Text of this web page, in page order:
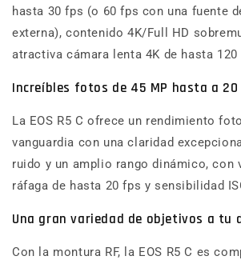
hasta 30 fps (o 60 fps con una fuente
externa), contenido 4K/Full HD
atractiva cámara lenta 4K de hasta 120
Increíbles fotos de 45 MP hasta a
La EOS R5 C ofrece un rendimiento
vanguardia con una claridad
ruido y un amplio rango dinámico, con
ráfaga de hasta 20 fps y sensibilidad
Una gran variedad de objetivos a tu
Con la montura RF, la EOS R5 C es